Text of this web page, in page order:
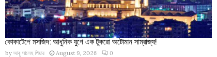
কোকাটেপে মসজিদ: আধুনিক যুগে এক টুকরো অটোমান সাম্রাজ্য!
by আবু সালেহ পিয়ার August 9, 2026 0